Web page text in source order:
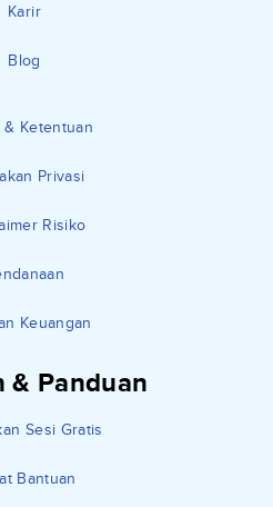
Karir
Blog
& Ketentuan
Privasi
Risiko
Keuangan
& Panduan
Sesi Gratis
Bantuan